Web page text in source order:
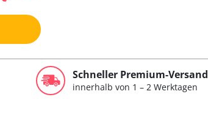
Schneller Premium-Versand
innerhalb von 1 – 2 Werktagen